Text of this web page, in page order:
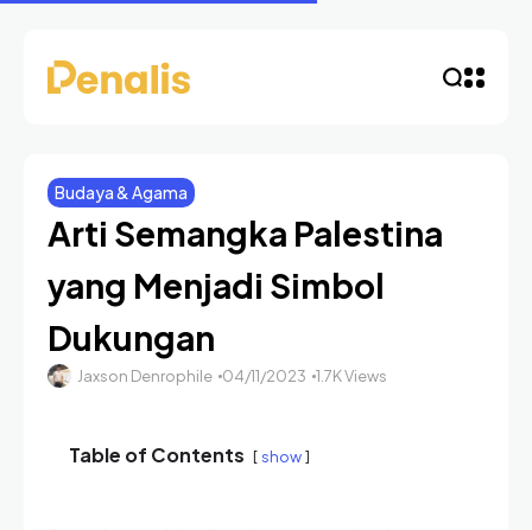
Budaya & Agama
Arti Semangka Palestina
yang Menjadi Simbol
Dukungan
Jaxson Denrophile 04/11/2023 1.7K Views
Table of Contents show